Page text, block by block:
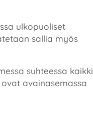
ulkopuoliset
sallia myös
suhteessa kaikki
avainasemassa